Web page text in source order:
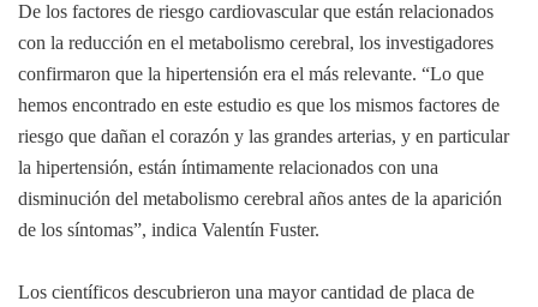
De los factores de riesgo cardiovascular que están relacionados
con la reducción en el metabolismo cerebral, los investigadores
confirmaron que la hipertensión era el más relevante. “Lo que
hemos encontrado en este estudio es que los mismos factores de
riesgo que dañan el corazón y las grandes arterias, y en particular
la hipertensión, están íntimamente relacionados con una
disminución del metabolismo cerebral años antes de la aparición
de los síntomas”, indica Valentín Fuster.
Los científicos descubrieron una mayor cantidad de placa de